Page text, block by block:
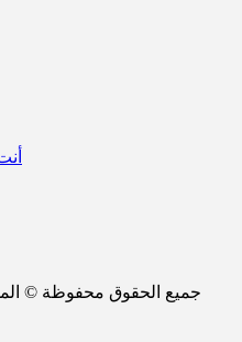
جميع الحقوق محفوظة ©